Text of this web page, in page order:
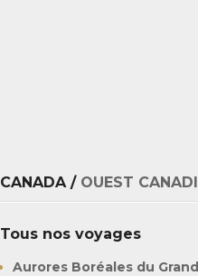
CANADA / OUEST
Tous nos voyages
Aurores Boréales du